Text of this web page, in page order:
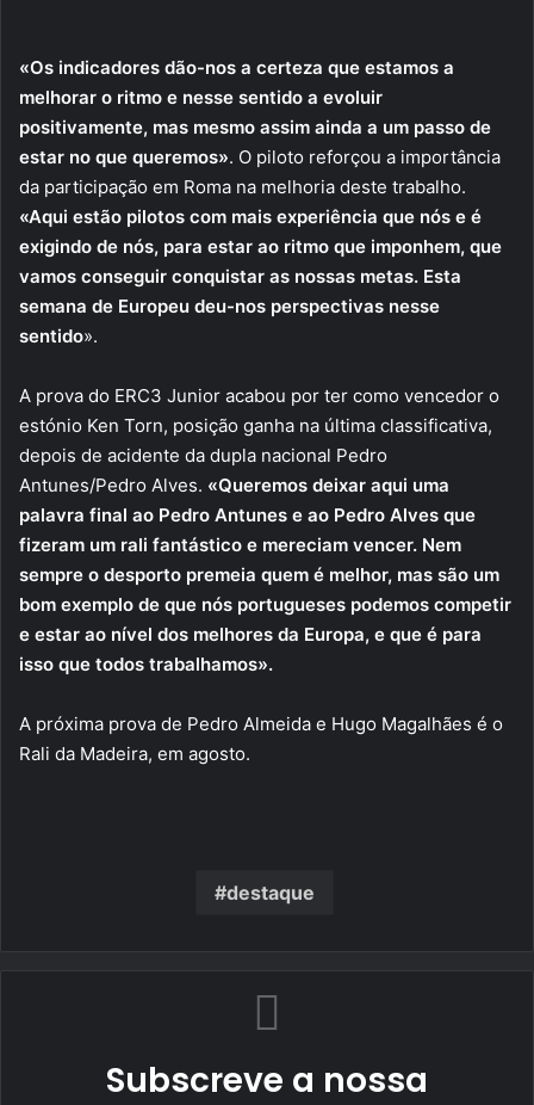
«Os indicadores dão-nos a certeza que estamos a
melhorar o ritmo e nesse sentido a evoluir
positivamente, mas mesmo assim ainda a um passo de
estar no que queremos». O piloto reforçou a importância
da participação em Roma na melhoria deste trabalho.
«Aqui estão pilotos com mais experiência que nós e é
exigindo de nós, para estar ao ritmo que imponhem, que
vamos conseguir conquistar as nossas metas. Esta
semana de Europeu deu-nos perspectivas nesse
sentido».
A prova do ERC3 Junior acabou por ter como vencedor o
estónio Ken Torn, posição ganha na última classificativa,
depois de acidente da dupla nacional Pedro
Antunes/Pedro Alves. «Queremos deixar aqui uma
palavra final ao Pedro Antunes e ao Pedro Alves que
fizeram um rali fantástico e mereciam vencer. Nem
sempre o desporto premeia quem é melhor, mas são um
bom exemplo de que nós portugueses podemos competir
e estar ao nível dos melhores da Europa, e que é para
isso que todos trabalhamos».
A próxima prova de Pedro Almeida e Hugo Magalhães é o
Rali da Madeira, em agosto.
destaque
Subscreve a nossa